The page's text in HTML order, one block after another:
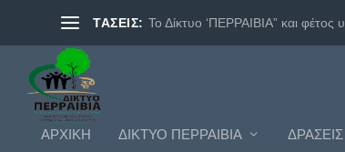
ΤΑΣΕΙΣ: BRAVO2018. ΔΙΚΤΥΟ ΠΕΡΡΑΙΒΙΑ.
ΑΡΧΙΚΗ ΔΊΚΤΥΟ ΠΕΡΡΑΙΒΊΑ ΔΡΆΣΕΙΣ